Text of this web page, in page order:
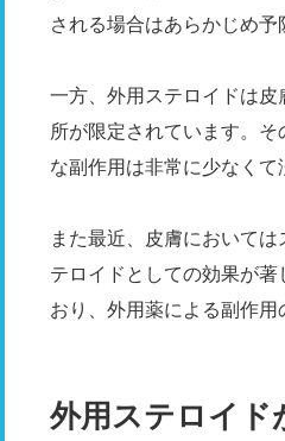
される場合はあらかじめ
一方、外用ステロイドは
所が限定されています。
な副作用は非常に少なくて
また最近、皮膚において
テロイドとしての効果が
おり、外用薬による副作
外用ステロイド